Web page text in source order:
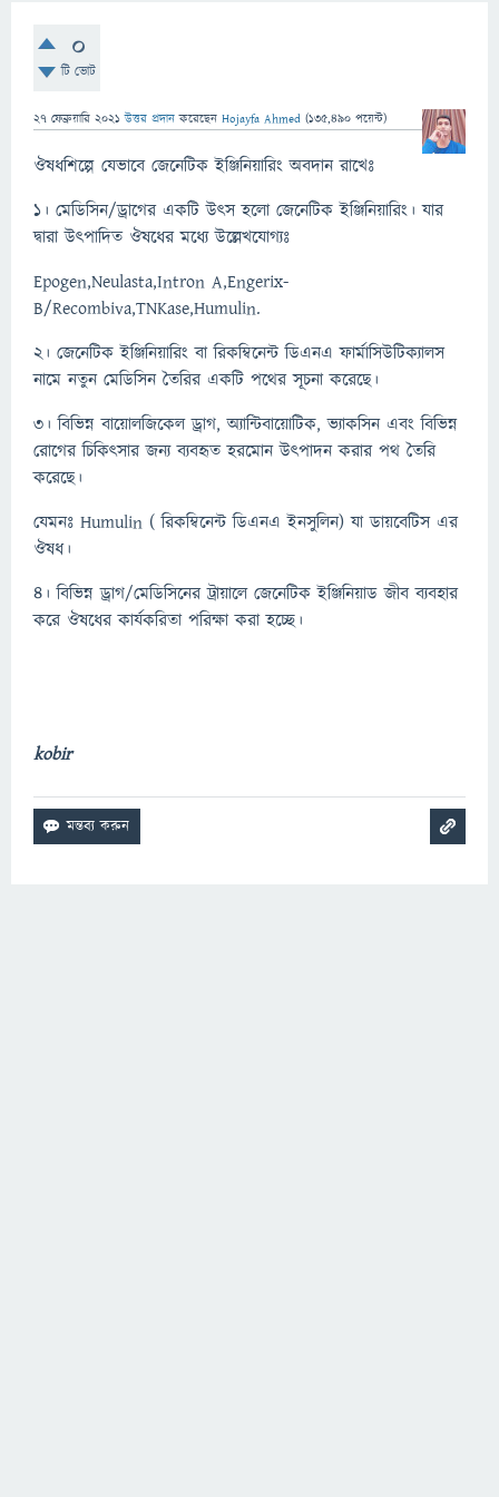
0
টি ভোট
27 ফেব্রুয়ারি 2021 উত্তর প্রদান করেছেন Hojayfa Ahmed (135,490 পয়েন্ট)
ঔষধশিল্পে যেভাবে জেনেটিক ইঞ্জিনিয়ারিং অবদান রাখেঃ
১। মেডিসিন/ড্রাগের একটি উৎস হলো জেনেটিক ইঞ্জিনিয়ারিং। যার
দ্বারা উৎপাদিত ঔষধের মধ্যে উল্লেখযোগ্যঃ
Epogen,Neulasta,Intron A,Engerix-
B/Recombiva,TNKase,Humulin.
২। জেনেটিক ইঞ্জিনিয়ারিং বা রিকম্বিনেন্ট ডিএনএ ফার্মাসিউটিক্যালস
নামে নতুন মেডিসিন তৈরির একটি পথের সূচনা করেছে।
৩। বিভিন্ন বায়োলজিকেল ড্রাগ, অ্যান্টিবায়োটিক, ভ্যাকসিন এবং বিভিন্ন
রোগের চিকিত্সার জন্য ব্যবহৃত হরমোন উৎপাদন করার পথ তৈরি
করেছে।
যেমনঃ Humulin ( রিকম্বিনেন্ট ডিএনএ ইনসুলিন) যা ডায়বেটিস এর
ঔষধ।
৪। বিভিন্ন ড্রাগ/মেডিসিনের ট্রায়ালে জেনেটিক ইঞ্জিনিয়াড জীব ব্যবহার
করে ঔষধের কার্যকরিতা পরিক্ষা করা হচ্ছে।
kobir